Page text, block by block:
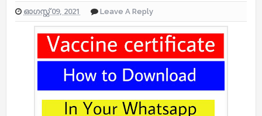
ഓഗസ്റ്റ് 09, 2021 Leave A Reply